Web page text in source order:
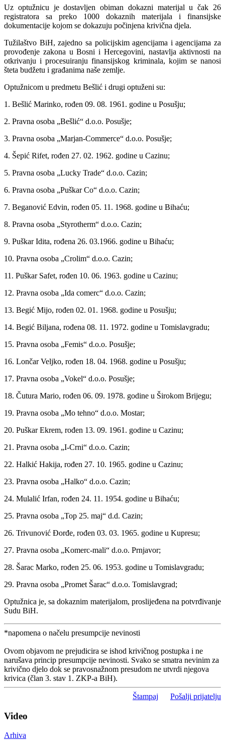
Uz optužnicu je dostavljen obiman dokazni materijal u čak 26
registratora sa preko 1000 dokaznih materijala i finansijske
dokumentacije kojom se dokazuju počinjena krivična djela.
Tužilaštvo BiH, zajedno sa policijskim agencijama i agencijama za
provođenje zakona u Bosni i Hercegovini, nastavlja aktivnosti na
otkrivanju i procesuiranju finansijskog kriminala, kojim se nanosi
šteta budžetu i građanima naše zemlje.
Optužnicom u predmetu Bešlić i drugi optuženi su:
1. Bešlić Marinko, rođen 09. 08. 1961. godine u Posušju;
2. Pravna osoba „Bešlić“ d.o.o. Posušje;
3. Pravna osoba „Marjan-Commerce“ d.o.o. Posušje;
4. Šepić Rifet, rođen 27. 02. 1962. godine u Cazinu;
5. Pravna osoba „Lucky Trade“ d.o.o. Cazin;
6. Pravna osoba „Puškar Co“ d.o.o. Cazin;
7. Beganović Edvin, rođen 05. 11. 1968. godine u Bihaću;
8. Pravna osoba „Styrotherm“ d.o.o. Cazin;
9. Puškar Idita, rođena 26. 03.1966. godine u Bihaću;
10. Pravna osoba „Crolim“ d.o.o. Cazin;
11. Puškar Safet, rođen 10. 06. 1963. godine u Cazinu;
12. Pravna osoba „Ida comerc“ d.o.o. Cazin;
13. Begić Mijo, rođen 02. 01. 1968. godine u Posušju;
14. Begić Biljana, rođena 08. 11. 1972. godine u Tomislavgradu;
15. Pravna osoba „Femis“ d.o.o. Posušje;
16. Lončar Veljko, rođen 18. 04. 1968. godine u Posušju;
17. Pravna osoba „Vokel“ d.o.o. Posušje;
18. Čutura Mario, rođen 06. 09. 1978. godine u Širokom Brijegu;
19. Pravna osoba „Mo tehno“ d.o.o. Mostar;
20. Puškar Ekrem, rođen 13. 09. 1961. godine u Cazinu;
21. Pravna osoba „I-Crni“ d.o.o. Cazin;
22. Halkić Hakija, rođen 27. 10. 1965. godine u Cazinu;
23. Pravna osoba „Halko“ d.o.o. Cazin;
24. Mulalić Irfan, rođen 24. 11. 1954. godine u Bihaću;
25. Pravna osoba „Top 25. maj“ d.d. Cazin;
26. Trivunović Đorđe, rođen 03. 03. 1965. godine u Kupresu;
27. Pravna osoba „Komerc-mali“ d.o.o. Prnjavor;
28. Šarac Marko, rođen 25. 06. 1953. godine u Tomislavgradu;
29. Pravna osoba „Promet Šarac“ d.o.o. Tomislavgrad;
Optužnica je, sa dokaznim materijalom, proslijeđena na potvrđivanje
Sudu BiH.
*napomena o načelu presumpcije nevinosti
Ovom objavom ne prejudicira se ishod krivičnog postupka i ne
narušava princip presumpcije nevinosti. Svako se smatra nevinim za
krivično djelo dok se pravosnažnom presudom ne utvrdi njegova
krivica (član 3. stav 1. ZKP-a BiH).
Štampaj Pošalji prijatelju
Video
Arhiva